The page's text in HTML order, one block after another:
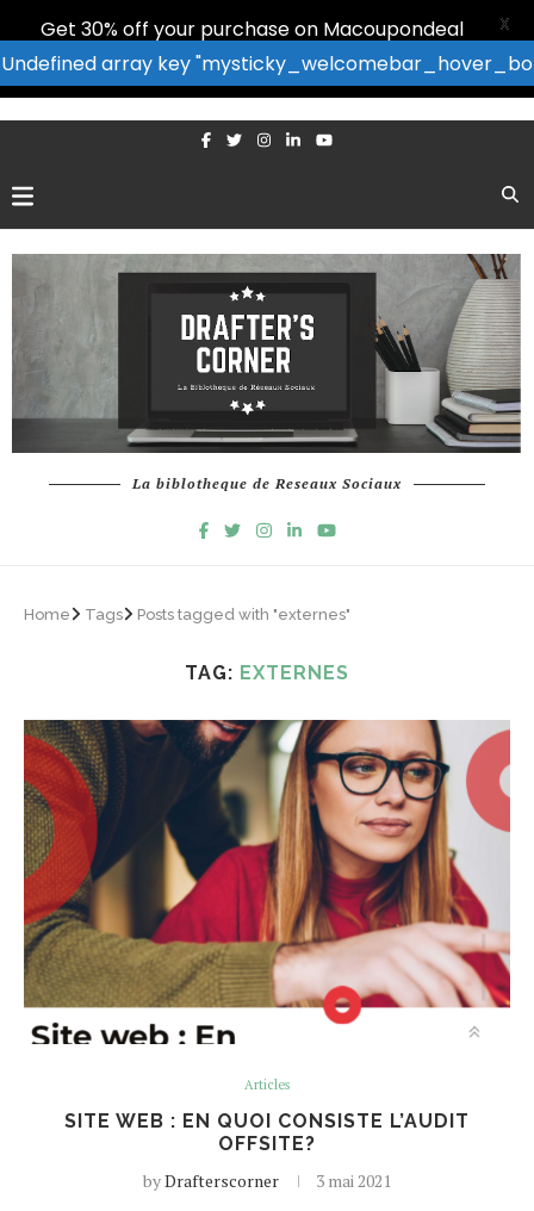
La biblotheque de Reseaux Sociaux
Home Tags Posts tagged with "externes"
TAG: EXTERNES
Articles
SITE WEB : EN QUOI CONSISTE L’AUDIT
OFFSITE?
byDrafterscorner 3 mai 2021
Get 30% off your purchase on Macoupondeal
Undefined array key
X